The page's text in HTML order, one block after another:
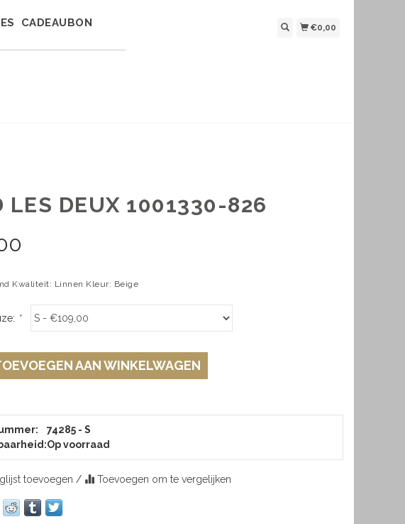
CADEAUBON
€0,00
LES DEUX 1001330-826
Kwaliteit: Linnen Kleur: Beige
*
AAN WINKELWAGEN
74285 - S
Op voorraad
toevoegen / Toevoegen om te vergelijken